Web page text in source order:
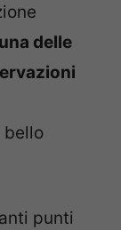
una delle
bello
punti